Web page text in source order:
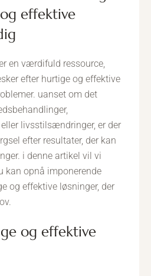
effektive
en værdifuld ressource,
efter hurtige og effektive
uanset om det
livsstilsændringer, er der
efter resultater, der kan
i denne artikel vil vi
kan opnå imponerende
og effektive løsninger, der